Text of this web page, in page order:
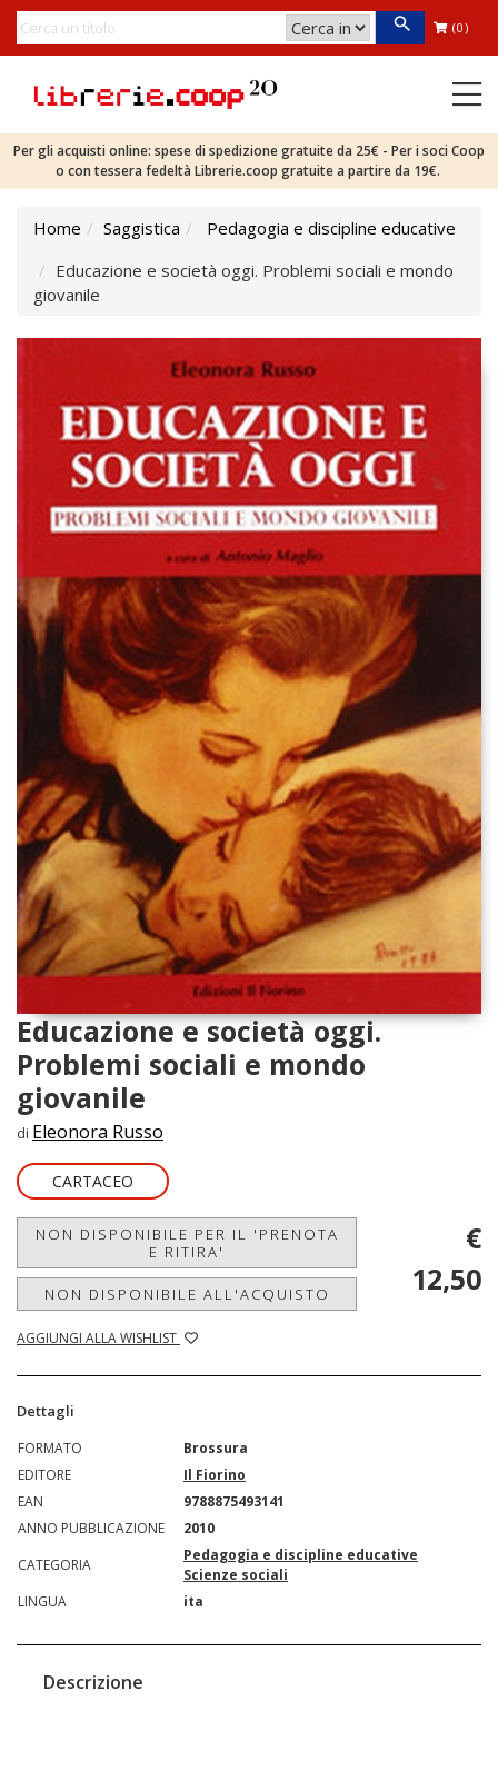
(0)
Per gli acquisti online: spese di spedizione gratuite da 25€ - Per i soci Coop
o con tessera fedeltà Librerie.coop gratuite a partire da 19€.
Home Saggistica
Pedagogia e discipline educative
Educazione e società oggi. Problemi sociali e mondo
giovanile
Educazione e società oggi.
Problemi sociali e mondo
giovanile
di Eleonora Russo
CARTACEO
NON DISPONIBILE PER IL 'PRENOTA
E RITIRA'
NON DISPONIBILE ALL'ACQUISTO
AGGIUNGI ALLA WISHLIST
€
12,50
Dettagli
FORMATO
Brossura
EDITORE
Il Fiorino
EAN
9788875493141
ANNO PUBBLICAZIONE
2010
CATEGORIA
Pedagogia e discipline educative
Scienze sociali
LINGUA
ita
Descrizione